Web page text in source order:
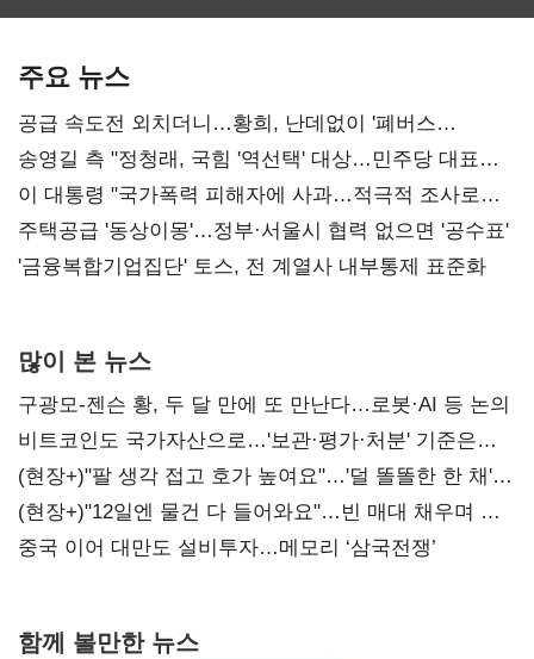
주요 뉴스
공급 속도전 외치더니…황희, 난데없이 '폐버스
리모델링' 제안
송영길 측 "정청래, 국힘 '역선택' 대상…민주당 대표로
총선 지휘 못해"
이 대통령 "국가폭력 피해자에 사과…적극적 조사로
진실 밝혀야"
주택공급 '동상이몽'…정부·서울시 협력 없으면 '공수표'
'금융복합기업집단' 토스, 전 계열사 내부통제 표준화
많이 본 뉴스
구광모-젠슨 황, 두 달 만에 또 만난다…로봇·AI 등 논의
비트코인도 국가자산으로…'보관·평가·처분' 기준은
숙제
(현장+)"팔 생각 접고 호가 높여요"…'덜 똘똘한 한 채'
20억 키맞추기
(현장+)"12일엔 물건 다 들어와요"…빈 매대 채우며 문
연 홈플러스
중국 이어 대만도 설비투자…메모리 ‘삼국전쟁’
함께 볼만한 뉴스